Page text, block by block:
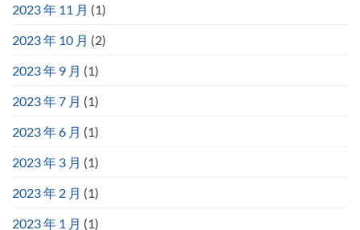
2023 年 11 月 (1)
2023 年 10 月 (2)
2023 年 9 月 (1)
2023 年 7 月 (1)
2023 年 6 月 (1)
2023 年 3 月 (1)
2023 年 2 月 (1)
2023 年 1 月 (1)